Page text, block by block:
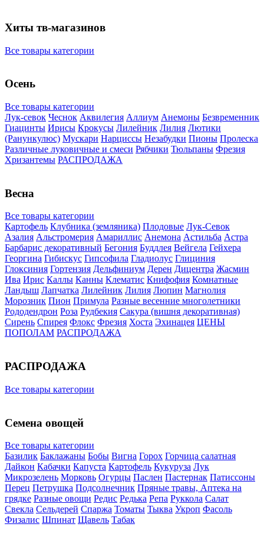
Хиты тв-магазинов
Все товары категории
Осень
Все товары категории
Лук-севок Чеснок Аквилегия Аллиум Анемоны Безвременник
Гиацинты Ирисы Крокусы Лилейник Лилия Лютики
(Ранункулюс) Мускари Нарцисcы Незабудки Пионы Пролеска
Различные луковичные и смеси Рябчики Тюльпаны Фрезия
Хризантемы РАСПРОДАЖА
Весна
Все товары категории
Картофель Клубника (земляника) Плодовые Лук-Севок
Азалия Альстромерия Амариллис Анемона Астильба Астра
Барбарис декоративный Бегония Буддлея Вейгела Гейхера
Георгина Гибискус Гипсофила Гладиолус Глициния
Глоксиния Гортензия Дельфиниум Дерен Дицентра Жасмин
Ива Ирис Каллы Канны Клематис Книфофия Комнатные
Ландыш Лапчатка Лилейник Лилия Люпин Магнолия
Морозник Пион Примула Разные весенние многолетники
Рододендрон Роза Рудбекия Сакура (вишня декоративная)
Сирень Спирея Флокс Фрезия Хоста Эхинацея ЦЕНЫ
ПОПОЛАМ РАСПРОДАЖА
РАСПРОДАЖА
Все товары категории
Семена овощей
Все товары категории
Базилик Баклажаны Бобы Вигна Горох Горчица салатная
Дайкон Кабачки Капуста Картофель Кукуруза Лук
Микрозелень Морковь Огурцы Паслен Пастернак Патиссоны
Перец Петрушка Подсолнечник Пряные травы, Аптека на
грядке Разные овощи Редис Редька Репа Руккола Салат
Свекла Сельдерей Спаржа Томаты Тыква Укроп Фасоль
Физалис Шпинат Щавель Табак